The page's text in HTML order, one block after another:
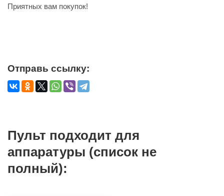
Приятных вам покупок!
Отправь ссылку:
Пульт подходит для
аппаратуры (список не
полный):